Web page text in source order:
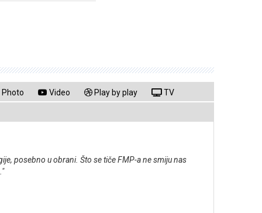
Photo Video Play by play TV
posebno u obrani. Što se tiče FMP-a ne smiju nas